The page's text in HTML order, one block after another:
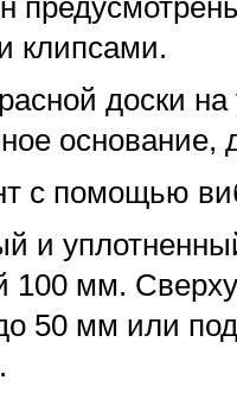
клипсами.
доски
основание,
с помощью
и
100 мм.
50 мм или